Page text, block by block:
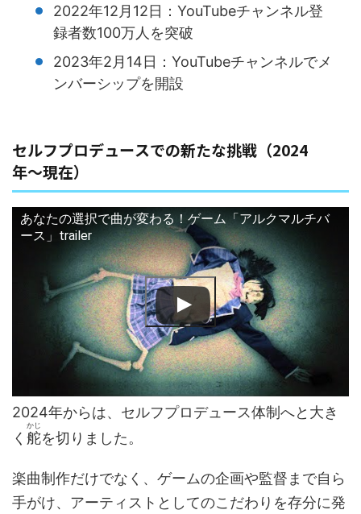
2022年12月12日：YouTubeチャンネル登
録者数100万人を突破
2023年2月14日：YouTubeチャンネルでメ
ンバーシップを開設
セルフプロデュースでの新たな挑戦（2024
年〜現在）
あなたの選択で曲が変わる！ゲーム「アルクマルチバ
ース」trailer
2024年からは、セルフプロデュース体制へと大き
く 舵
かじ
を切りました。
楽曲制作だけでなく、ゲームの企画や監督まで自ら
手がけ、アーティストとしてのこだわりを存分に発